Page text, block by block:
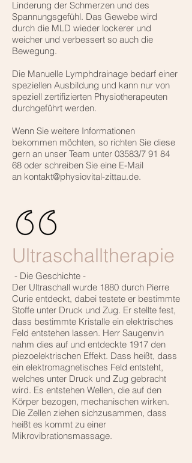
Linderung der Schmerzen und des
Spannungsgefühl. Das Gewebe wird
durch die MLD wieder lockerer und
weicher und verbessert so auch die
Bewegung.
Die Manuelle Lymphdrainage bedarf einer
speziellen Ausbildung und kann nur von
speziell zertifizierten Physiotherapeuten
durchgeführt werden.
Wenn Sie weitere Informationen
bekommen möchten, so richten Sie diese
gern an unser Team unter 03583/7 91 84
68 oder schreiben Sie eine E-Mail
an kontakt@physiovital-zittau.de.
Ultraschalltherapie
- Die Geschichte -
Der Ultraschall wurde 1880 durch Pierre
Curie entdeckt, dabei testete er bestimmte
Stoffe unter Druck und Zug. Er stellte fest,
dass bestimmte Kristalle ein elektrisches
Feld entstehen lassen. Herr Saugenvin
nahm dies auf und entdeckte 1917 den
piezoelektrischen Effekt. Dass heißt, dass
ein elektromagnetisches Feld entsteht,
welches unter Druck und Zug gebracht
wird. Es entstehen Wellen, die auf den
Körper bezogen, mechanischen wirken.
Die Zellen ziehen sichzusammen, dass
heißt es kommt zu einer
Mikrovibrationsmassage.